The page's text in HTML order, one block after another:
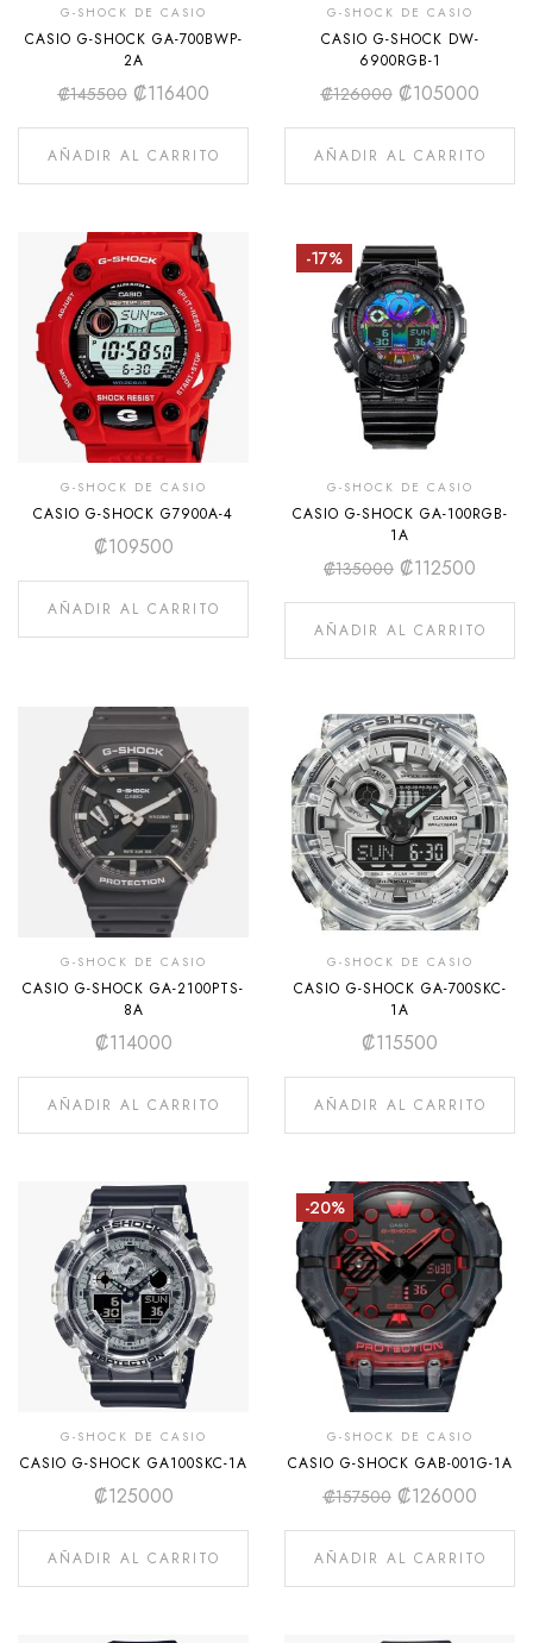
G-SHOCK DE CASIO
CASIO G-SHOCK GA-700BWP-
2A
₡145500 ₡116400
AÑADIR AL CARRITO
G-SHOCK DE CASIO
CASIO G-SHOCK DW-
6900RGB-1
₡126000 ₡105000
AÑADIR AL CARRITO
G-SHOCK DE CASIO
CASIO G-SHOCK G7900A-4
₡109500
AÑADIR AL CARRITO
-17%
G-SHOCK DE CASIO
CASIO G-SHOCK GA-100RGB-
1A
₡135000 ₡112500
AÑADIR AL CARRITO
G-SHOCK DE CASIO
CASIO G-SHOCK GA-2100PTS-
8A
₡114000
AÑADIR AL CARRITO
G-SHOCK DE CASIO
CASIO G-SHOCK GA-700SKC-
1A
₡115500
AÑADIR AL CARRITO
G-SHOCK DE CASIO
CASIO G-SHOCK GA100SKC-1A
₡125000
AÑADIR AL CARRITO
-20%
G-SHOCK DE CASIO
CASIO G-SHOCK GAB-001G-1A
₡157500 ₡126000
AÑADIR AL CARRITO